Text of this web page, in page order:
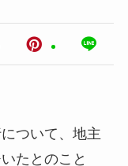
ついて、地主
たとのこと